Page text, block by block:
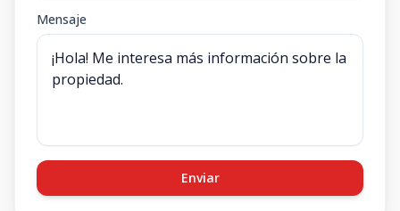
Mensaje
Enviar